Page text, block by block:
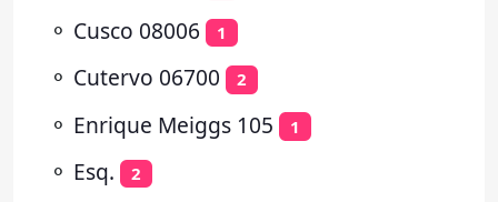
⚬ Cusco 08006 1
⚬ Cutervo 06700 2
⚬ Enrique Meiggs 105 1
⚬ Esq. 2